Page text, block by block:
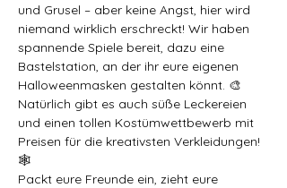
und Grusel – aber keine Angst, hier wird
niemand wirklich erschreckt! Wir haben
spannende Spiele bereit, dazu eine
Bastelstation, an der ihr eure eigenen
Halloweenmasken gestalten könnt. 🎨
Natürlich gibt es auch süße Leckereien
und einen tollen Kostümwettbewerb mit
Preisen für die kreativsten Verkleidungen!
🕸️
Packt eure Freunde ein, zieht eure